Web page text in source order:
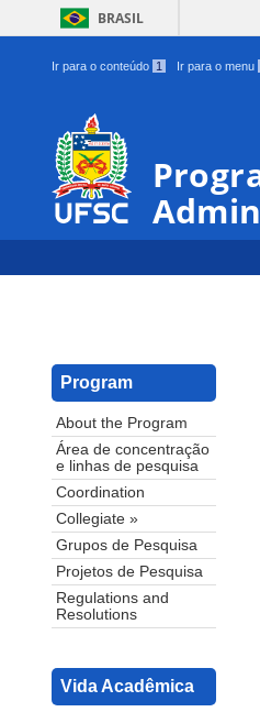
BRASIL
Ir para o conteúdo 1 Ir para o menu
Program
About the Program
Área de concentração
e linhas de pesquisa
Coordination
Collegiate »
Grupos de Pesquisa
Projetos de Pesquisa
Regulations and
Resolutions
Vida Acadêmica